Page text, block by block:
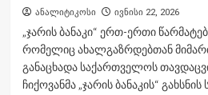
„ჯარის
ბანაკი“
დაიწყო
ანალიტიკოსი ივნისი 22, 2026
„ჯარის ბანაკი“ ერთ-ერთი
რომელიც ახალგაზრდებთან
განაცხადა საქართველოს
ჩიქოვანმა „ჯარის ბანაკის“ გახსნის